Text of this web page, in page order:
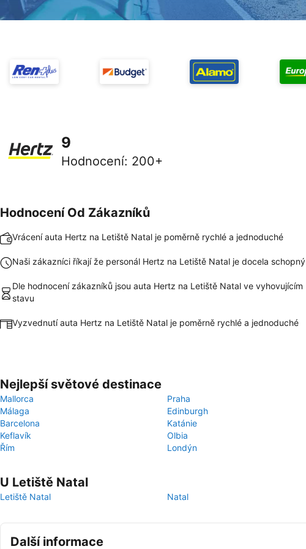
9
Hodnocení: 200+
Hodnocení Od Zákazníků
Vrácení auta Hertz na Letiště Natal je poměrně rychlé a jednoduché
Naši zákazníci říkají že personál Hertz na Letiště Natal je docela schopný
Dle hodnocení zákazníků jsou auta Hertz na Letiště Natal ve vyhovujícím
stavu
Vyzvednutí auta Hertz na Letiště Natal je poměrně rychlé a jednoduché
Nejlepší světové destinace
Mallorca
Praha
Málaga
Edinburgh
Barcelona
Katánie
Keflavík
Olbia
Řím
Londýn
U Letiště Natal
Letiště Natal Natal
Další informace